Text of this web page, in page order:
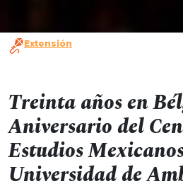
Extensión
Treinta años en
Aniversario del
Estudios
Universidad de